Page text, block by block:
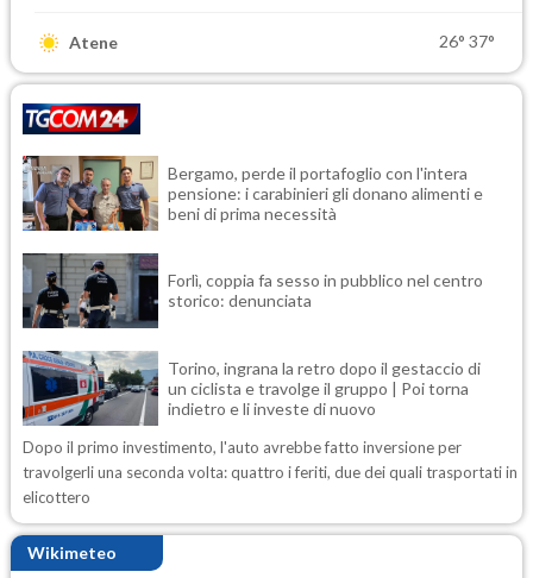
Atene 26° 37°
Bergamo, perde il portafoglio con l'intera
pensione: i carabinieri gli donano alimenti e
beni di prima necessità
Forlì, coppia fa sesso in pubblico nel centro
storico: denunciata
Torino, ingrana la retro dopo il gestaccio di
un ciclista e travolge il gruppo | Poi torna
indietro e li investe di nuovo
Dopo il primo investimento, l'auto avrebbe fatto inversione per
travolgerli una seconda volta: quattro i feriti, due dei quali trasportati in
elicottero
Wikimeteo